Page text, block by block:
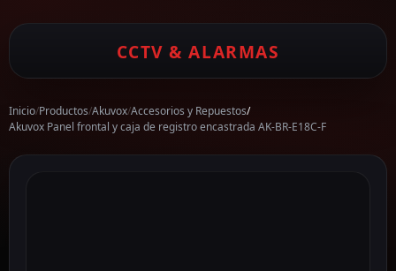
CCTV & ALARMAS
Inicio/Productos/Akuvox/Accesorios y Repuestos/
Akuvox Panel frontal y caja de registro encastrada AK-BR-E18C-F